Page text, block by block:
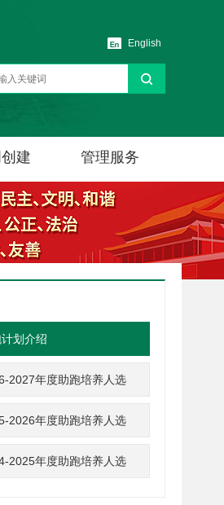
English
建 管理服务
划介绍
2027年度助跑培养人选
2026年度助跑培养人选
2025年度助跑培养人选